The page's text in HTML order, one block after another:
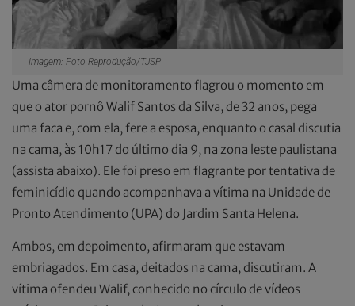
Imagem: Foto Reprodução/TJSP
Uma câmera de monitoramento flagrou o momento em
que o ator pornô Walif Santos da Silva, de 32 anos, pega
uma faca e, com ela, fere a esposa, enquanto o casal discutia
na cama, às 10h17 do último dia 9, na zona leste paulistana
(assista abaixo). Ele foi preso em flagrante por tentativa de
feminicídio quando acompanhava a vítima na Unidade de
Pronto Atendimento (UPA) do Jardim Santa Helena.
Ambos, em depoimento, afirmaram que estavam
embriagados. Em casa, deitados na cama, discutiram. A
vítima ofendeu Walif, conhecido no círculo de vídeos